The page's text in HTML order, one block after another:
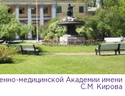
медицинской Академии имени
С.М. Кирова